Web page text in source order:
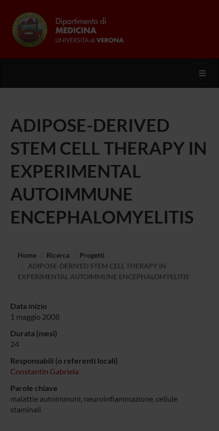
ADIPOSE-DERIVED
STEM CELL THERAPY IN
EXPERIMENTAL
AUTOIMMUNE
ENCEPHALOMYELITIS
Home Ricerca
Progetti
ADIPOSE-DERIVED STEM CELL THERAPY IN
EXPERIMENTAL AUTOIMMUNE ENCEPHALOMYELITIS
Data inizio
1 maggio 2008
Durata (mesi)
24
Responsabili (o referenti locali)
Constantin Gabriela
Parole chiave
malattie autoimmuni, neuroinfiammazione, cellule
staminali